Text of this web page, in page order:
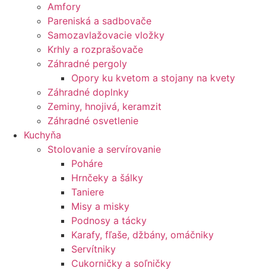
Amfory
Pareniská a sadbovače
Samozavlažovacie vložky
Krhly a rozprašovače
Záhradné pergoly
Opory ku kvetom a stojany na kvety
Záhradné doplnky
Zeminy, hnojivá, keramzit
Záhradné osvetlenie
Kuchyňa
Stolovanie a servírovanie
Poháre
Hrnčeky a šálky
Taniere
Misy a misky
Podnosy a tácky
Karafy, fľaše, džbány, omáčniky
Servítniky
Cukorničky a soľničky